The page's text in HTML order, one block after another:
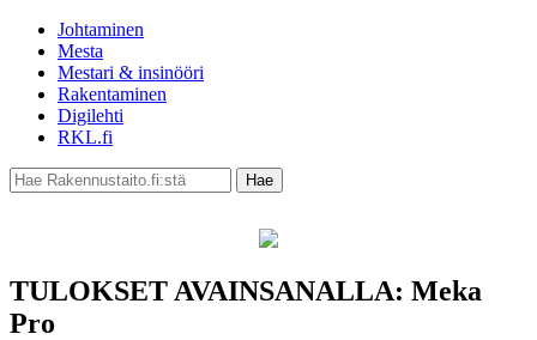
Johtaminen
Mesta
Mestari & insinööri
Rakentaminen
Digilehti
RKL.fi
TULOKSET AVAINSANALLA: Meka
Pro